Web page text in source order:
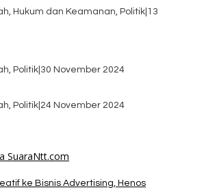
Hukum dan Keamanan, Politik 13
Politik 30 November 2024
Politik 24 November 2024
ke Bisnis Advertising, Henos